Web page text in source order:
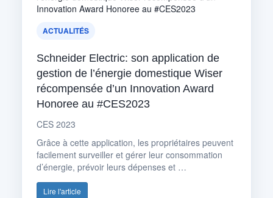
ACTUALITÉS
Schneider Electric: son application de
gestion de l’énergie domestique Wiser
récompensée d’un Innovation Award
Honoree au #CES2023
CES 2023
Grâce à cette application, les propriétaires peuvent
facilement surveiller et gérer leur consommation
d’énergie, prévoir leurs dépenses et …
Lire l'article